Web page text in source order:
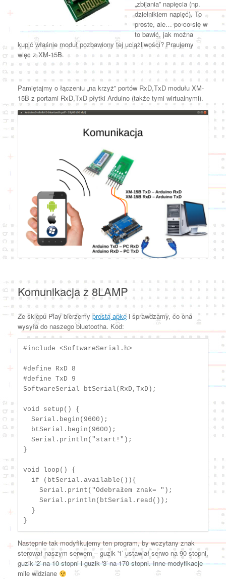
„zbijania” napięcia (np.
dzielnikiem napięć). To
proste, ale… po co się w
to bawić, jak można
kupić właśnie moduł pozbawiony tej uciążliwości? Praujemy
więc z XM-15B.
Pamiętajmy o łączeniu „na krzyż” portów RxD,TxD modułu XM-
15B z portami RxD,TxD płytki Arduino (także tymi wirtualnymi).
Komunikacja z 8LAMP
Ze sklepu Play bierzemy prostą apkęi sprawdzamy, co ona
wysyła do naszego bluetootha. Kod:
#include <SoftwareSerial.h>
#define RxD 8
#define TxD 9
SoftwareSerial btSerial(RxD,TxD);
void setup() {
  Serial.begin(9600);
  btSerial.begin(9600);
  Serial.println("start!");
}
void loop() {
  if (btSerial.available()){
    Serial.print("Odebrałem znak= ");
    Serial.println(btSerial.read());
  }
Następnie tak modyfikujemy ten program, by wczytany znak
sterował naszym serwem – guzik '1′ ustawiał serwo na 90 stopni,
guzik '2′ na 10 stopni i guzik '3′ na 170 stopni. Inne modyfikacje
mile widziane